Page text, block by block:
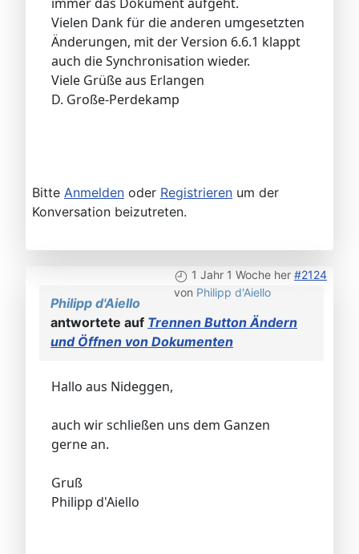
Vielen Dank für die anderen umgesetzten
Änderungen, mit der Version 6.6.1 klappt
auch die Synchronisation wieder.
Viele Grüße aus Erlangen
D. Große-Perdekamp
Bitte Anmelden oder Registrieren um der
Konversation beizutreten.
1 Jahr 1 Woche her #2124
von Philipp d'Aiello
Philipp d'Aiello
antwortete auf Trennen Button Ändern
und Öffnen von Dokumenten
Hallo aus Nideggen,
auch wir schließen uns dem Ganzen
gerne an.
Gruß
Philipp d'Aiello